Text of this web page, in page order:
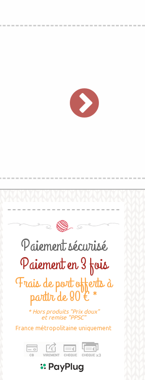
Paiement sécurisé
Paiement en 3 fois
Frais de port offerts à
partir de 80 € *
* Hors produits "Prix doux"
et remise "PPSC"
France métropolitaine uniquement